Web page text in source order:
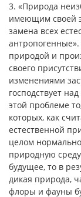
3. «Природа
имеющим своей
замена всех
природой и
своего
изменениями
господствует
этой проблеме
которых, как
естественной
целом
природную
будущее, то в
дикая природа,
флоры и фауны